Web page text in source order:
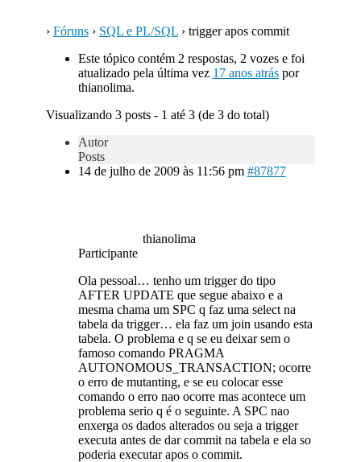
› Fóruns › SQL e PL/SQL › trigger apos commit
Este tópico contém 2 respostas, 2 vozes e foi
atualizado pela última vez 17 anos atráspor
thianolima.
Visualizando 3 posts - 1 até 3 (de 3 do total)
Autor
Posts
14 de julho de 2009 às 11:56 pm #87877
thianolima
Participante
Ola pessoal… tenho um trigger do tipo
AFTER UPDATE que segue abaixo e a
mesma chama um SPC q faz uma select na
tabela da trigger… ela faz um join usando esta
tabela. O problema e q se eu deixar sem o
famoso comando PRAGMA
AUTONOMOUS_TRANSACTION; ocorre
o erro de mutanting, e se eu colocar esse
comando o erro nao ocorre mas acontece um
problema serio q é o seguinte. A SPC nao
enxerga os dados alterados ou seja a trigger
executa antes de dar commit na tabela e ela so
poderia executar apos o commit.